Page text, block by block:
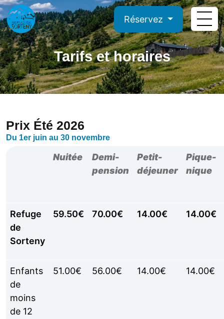
Réservez
Tarifs et horaires
Prix Été 2026
Du 1er juin au 30 novembre
Nuitée
Demi-
pension
Petit-
déjeuner
Pique-
nique
Refuge
de
Sorteny
59.50€ 70.00€ 14.00€ 14.00€
Enfants
de
moins
de 12
51.00€ 56.00€ 14.00€ 14.00€